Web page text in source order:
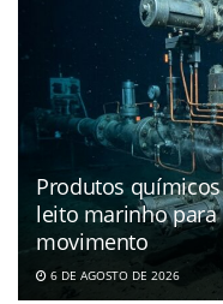
Produtos
leito marinho para
movimento
6 DE AGOSTO DE 2026